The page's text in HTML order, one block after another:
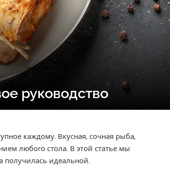
руководство
каждому. Вкусная, сочная рыба,
любого стола. В этой статье мы
получилась идеальной.